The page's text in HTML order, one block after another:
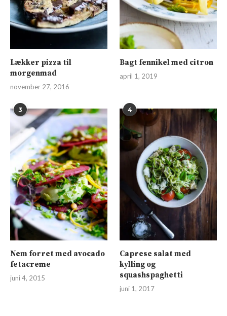
Lækker pizza til
morgenmad
november 27, 2016
Bagt fennikel med citron
april 1, 2019
3
Nem forret med avocado
fetacreme
juni 4, 2015
4
Caprese salat med
kylling og
squashspaghetti
juni 1, 2017